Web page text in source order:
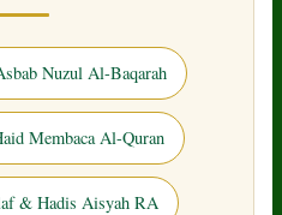
Nuzul Al-Baqarah
Membaca Al-Quran
& Hadis Aisyah RA